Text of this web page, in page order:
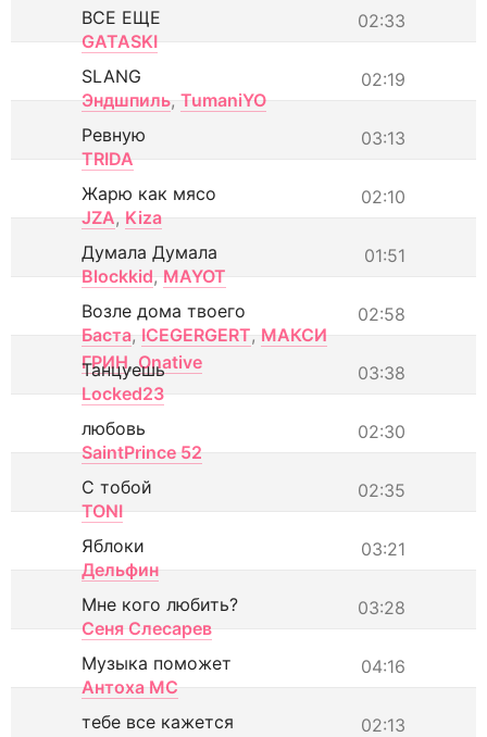
02:33
ВСЕ ЕЩЕ
GATASKI
02:19
SLANG
Эндшпиль, TumaniYO
03:13
Ревную
TRIDA
02:10
Жарю как мясо
JZA, Kiza
01:51
Думала Думала
Blockkid, MAYOT
02:58
Возле дома твоего
Баста, ICEGERGERT, МАКСИ
ГРИН, Onative 03:38
Танцуешь
Locked23
02:30
любовь
SaintPrince 52
02:35
С тобой
TONI
03:21
Яблоки
Дельфин
03:28
Мне кого любить?
Сеня Слесарев
04:16
Музыка поможет
Антоха МС
02:13
тебе все кажется